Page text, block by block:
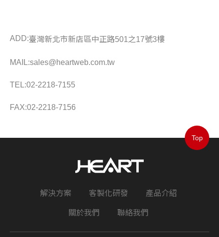
ADD:臺灣新北市新店區中正路501之17號3樓
MAIL:sales@heartweb.com.tw
TEL:02-2218-7155
FAX:02-2218-7156
Top
解決方案 客製化研發 產品介紹
關於我們 聯絡我們